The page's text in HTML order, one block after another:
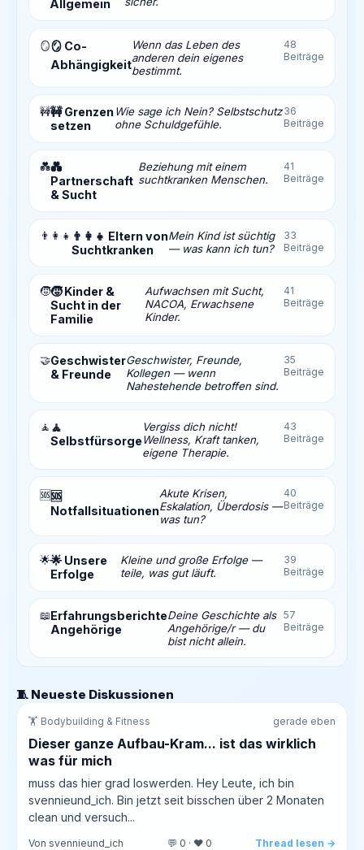
Allgemein
🪞🪞 Co-
Abhängigkeit
Wenn das Leben des
anderen dein eigenes
bestimmt.
48
Beiträge
🚧🚧 Grenzen
setzen
Wie sage ich Nein? Selbstschutz
ohne Schuldgefühle.
36
Beiträge
💑💑
Partnerschaft
& Sucht
Beziehung mit einem
suchtkranken Menschen.
41
Beiträge
👨‍👩‍👧 👨‍👩‍👧 Eltern von
Suchtkranken
Mein Kind ist süchtig
— was kann ich tun?
33
Beiträge
🧒🧒 Kinder &
Sucht in der
Familie
Aufwachsen mit Sucht,
NACOA, Erwachsene
Kinder.
41
Beiträge
🤝Geschwister
& Freunde
Geschwister, Freunde,
Kollegen — wenn
Nahestehende betroffen sind.
35
Beiträge
🧘 🧘
Selbstfürsorge
Vergiss dich nicht!
Wellness, Kraft tanken,
eigene Therapie.
43
Beiträge
🆘🆘
Notfallsituationen
Akute Krisen,
Eskalation, Überdosis —
was tun?
40
Beiträge
🌟🌟 Unsere
Erfolge
Kleine und große Erfolge —
teile, was gut läuft.
39
Beiträge
📖Erfahrungsberichte
Angehörige
Deine Geschichte als
Angehörige/r — du
bist nicht allein.
57
Beiträge
🧵 Neueste Diskussionen
🏋️ Bodybuilding & Fitness gerade eben
Dieser ganze Aufbau-Kram... ist das wirklich
was für mich
muss das hier grad loswerden. Hey Leute, ich bin
svennieund_ich. Bin jetzt seit bisschen über 2 Monaten
clean und versuch...
Von svennieund_ich 💬 0 · ❤️ 0 Thread lesen →